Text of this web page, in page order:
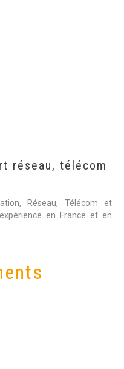
réseau, télécom
Réseau, Télécom et
en France et en